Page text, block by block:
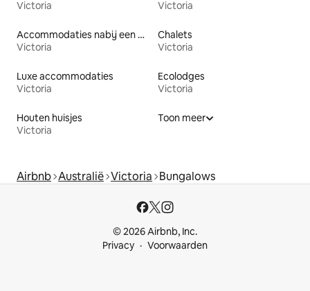
Victoria
Victoria
Accommodaties nabij een meer
Victoria
Chalets
Victoria
Luxe accommodaties
Victoria
Ecolodges
Victoria
Houten huisjes
Victoria
Toon meer
Airbnb Australië Victoria Bungalows
© 2026 Airbnb, Inc.
Privacy
Voorwaarden